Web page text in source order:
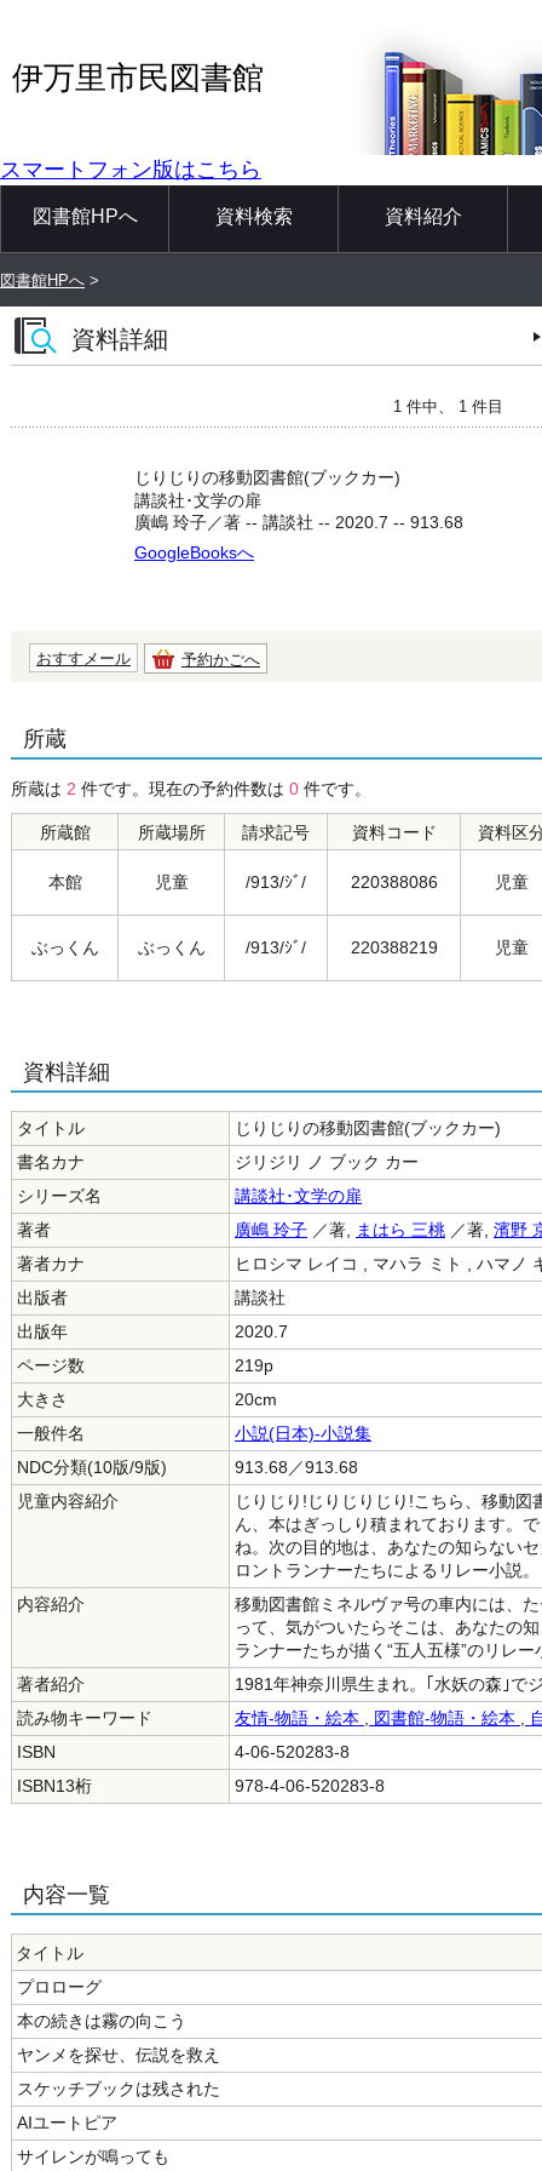
伊万里市民図書館
スマートフォン版はこちら
図書館HPへ 資料検索 資料紹介
図書館HPへ >
資料詳細
1 件中、 1 件目
じりじりの移動図書館(ブックカー)
講談社･文学の扉
廣嶋 玲子／著 -- 講談社 -- 2020.7 -- 913.68
GoogleBooksへ
おすすメール 予約かごへ
所蔵
所蔵は 2 件です。現在の予約件数は 0 件です。
所蔵館 所蔵場所 請求記号 資料コード 資料区
本館 児童 /913/ｼﾞ/ 220388086 児童
ぶっくん ぶっくん /913/ｼﾞ/ 220388219 児童
資料詳細
タイトル
じりじりの移動図書館(ブックカー)
書名カナ
ジリジリ ノ ブック カー
シリーズ名
講談社･文学の扉
著者
廣嶋 玲子 ／著, まはら 三桃 ／著, 濱野
著者カナ
ヒロシマ レイコ , マハラ ミト , ハマノ
出版者
講談社
出版年
2020.7
ページ数
219p
大きさ
20cm
一般件名
小説(日本)-小説集
NDC分類(10版/9版)
913.68／913.68
児童内容紹介
じりじり!じりじりじり!こちら、移動
ん、本はぎっしり積まれております。
ね。次の目的地は、あなたの知らない
ロントランナーたちによるリレー小説。
内容紹介
移動図書館ミネルヴァ号の車内には、
って、気がついたらそこは、あなたの
ランナーたちが描く“五人五様”のリレー
著者紹介
1981年神奈川県生まれ。｢水妖の森｣で
読み物キーワード
友情-物語・絵本 図書館-物語・絵本
ISBN
4-06-520283-8
ISBN13桁
978-4-06-520283-8
内容一覧
タイトル
プロローグ
本の続きは霧の向こう
ヤンメを探せ、伝説を救え
スケッチブックは残された
AIユートピア
サイレンが鳴っても